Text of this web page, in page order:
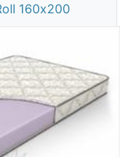
160х200